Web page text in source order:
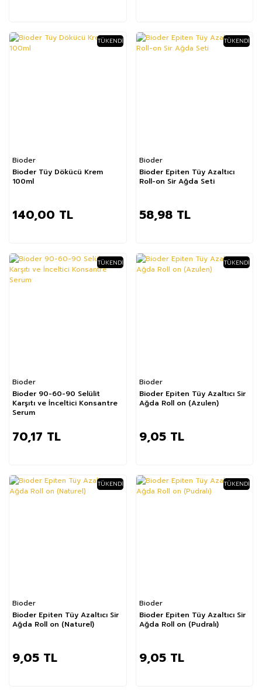
TÜKENDI
Bioder
Bioder Tüy Dökücü Krem
100ml
140,00 TL
TÜKENDI
Bioder
Bioder Epiten Tüy Azaltıcı
Roll-on Sir Ağda Seti
58,98 TL
TÜKENDI
Bioder
Bioder 90-60-90 Selülit
Karşıtı ve İnceltici Konsantre
Serum
70,17 TL
TÜKENDI
Bioder
Bioder Epiten Tüy Azaltıcı Sir
Ağda Roll on (Azulen)
9,05 TL
TÜKENDI
Bioder
Bioder Epiten Tüy Azaltıcı Sir
Ağda Roll on (Naturel)
9,05 TL
TÜKENDI
Bioder
Bioder Epiten Tüy Azaltıcı Sir
Ağda Roll on (Pudralı)
9,05 TL